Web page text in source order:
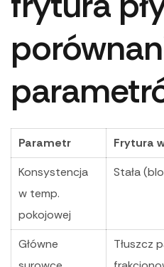
Parametr Frytura
Konsystencja
w temp.
pokojowej
Stała
Główne
Tłuszcz